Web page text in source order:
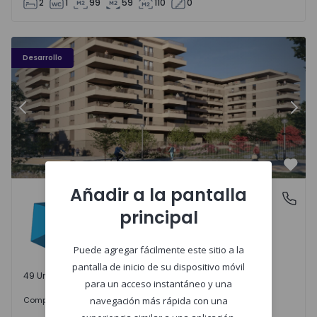
2 1 99 59 110 0
Desarrollo
PLENO JARDIM - 3
Anterior
Águas Santas, PortoPLENO JARDIM
Águas Santas, Porto
49 Unidades disponibles
Comprar 242.000 €
Añadir a la pantalla
principal
Puede agregar fácilmente este sitio a la
pantalla de inicio de su dispositivo móvil
para un acceso instantáneo y una
navegación más rápida con una